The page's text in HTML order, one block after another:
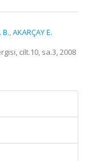
B.,AKARÇAY E.
cilt.10, sa.3, 2008